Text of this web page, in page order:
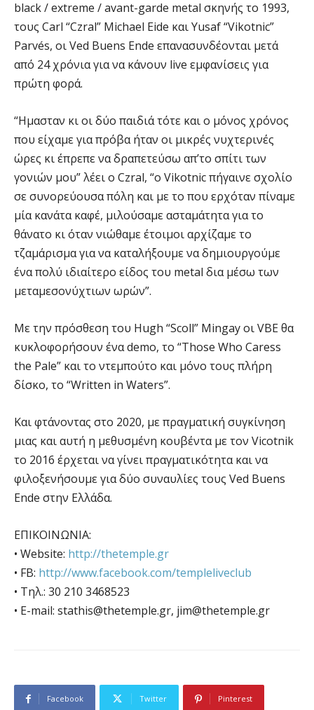
black / extreme / avant-garde metal σκηνής το 1993,
τους Carl “Czral” Michael Eide και Yusaf “Vikotnic”
Parvés, οι Ved Buens Ende επανασυνδέονται μετά
από 24 χρόνια για να κάνουν live εμφανίσεις για
πρώτη φορά.
“Ημασταν κι οι δύο παιδιά τότε και ο μόνος χρόνος
που είχαμε για πρόβα ήταν οι μικρές νυχτερινές
ώρες κι έπρεπε να δραπετεύσω απ’το σπίτι των
γονιών μου” λέει ο Czral, “ο Vikotnic πήγαινε σχολίο
σε συνορεύουσα πόλη και με το που ερχόταν πίναμε
μία κανάτα καφέ, μιλούσαμε ασταμάτητα για το
θάνατο κι όταν νιώθαμε έτοιμοι αρχίζαμε το
τζαμάρισμα για να καταλήξουμε να δημιουργούμε
ένα πολύ ιδιαίτερο είδος του metal δια μέσω των
μεταμεσονύχτιων ωρών”.
Με την πρόσθεση του Hugh “Scoll” Mingay οι VBE θα
κυκλοφορήσουν ένα demo, το “Those Who Caress
the Pale” και το ντεμπούτο και μόνο τους πλήρη
δίσκο, το “Written in Waters”.
Και φτάνοντας στο 2020, με πραγματική συγκίνηση
μιας και αυτή η μεθυσμένη κουβέντα με τον Vicotnik
το 2016 έρχεται να γίνει πραγματικότητα και να
φιλοξενήσουμε για δύο συναυλίες τους Ved Buens
Ende στην Ελλάδα.
ΕΠΙΚΟΙΝΩΝΙΑ:
• Website: http://thetemple.gr
• FB: http://www.facebook.com/templeliveclub
• Τηλ.: 30 210 3468523
• E-mail: stathis@thetemple.gr, jim@thetemple.gr
Facebook Twitter Pinterest